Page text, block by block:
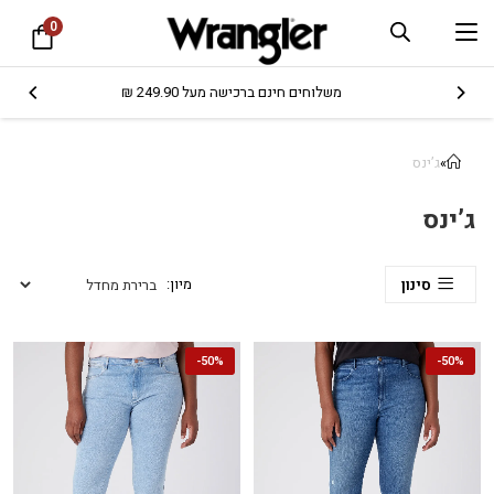
0
משלוחים חינם ברכישה מעל 249.90 ₪
»ג’ינס
ג’ינס
סינון
50%
-
50%
-